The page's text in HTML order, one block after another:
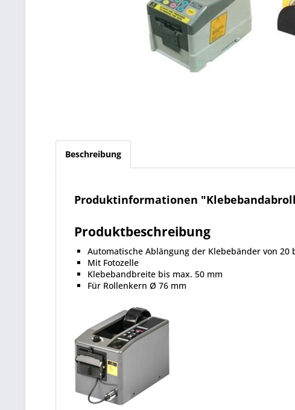
Beschreibung
Produktinformationen
Produktbeschreibung
Automatische Ablängung der Klebebänder von 20
Mit Fotozelle
Klebebandbreite bis max. 50 mm
Für Rollenkern Ø 76 mm